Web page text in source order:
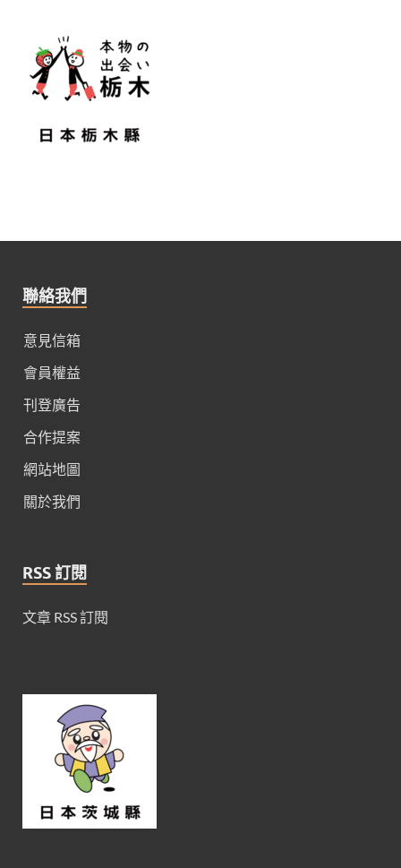
聯絡我們
意見信箱
會員權益
刊登廣告
合作提案
網站地圖
關於我們
RSS 訂閱
文章 RSS 訂閱